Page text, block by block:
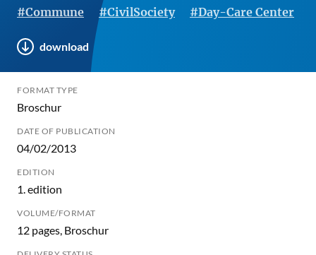
#Commune #CivilSociety #Day-Care Center
download
FORMAT TYPE
Broschur
DATE OF PUBLICATION
04/02/2013
EDITION
1. edition
VOLUME/FORMAT
12 pages, Broschur